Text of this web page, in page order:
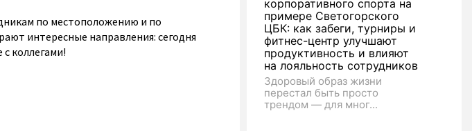
по местоположению и по
интересные направления: сегодня
коллегами!
корпоративного спорта на
примере Светогорского
ЦБК: как забеги, турниры и
фитнес-центр улучшают
продуктивность и влияют
на лояльность сотрудников
Здоровый образ жизни
перестал быть просто
трендом — для мног...